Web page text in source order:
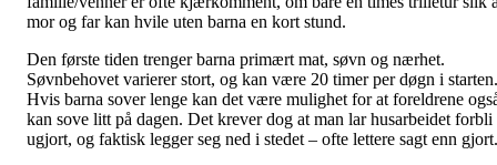
mor og far kan hvile uten barna en kort stund.
Den første tiden trenger barna primært mat, søvn og nærhet.
Søvnbehovet varierer stort, og kan være 20 timer per døgn i starten.
Hvis barna sover lenge kan det være mulighet for at foreldrene
kan sove litt på dagen. Det krever dog at man lar husarbeidet forbli
ugjort, og faktisk legger seg ned i stedet – ofte lettere sagt enn gjort.